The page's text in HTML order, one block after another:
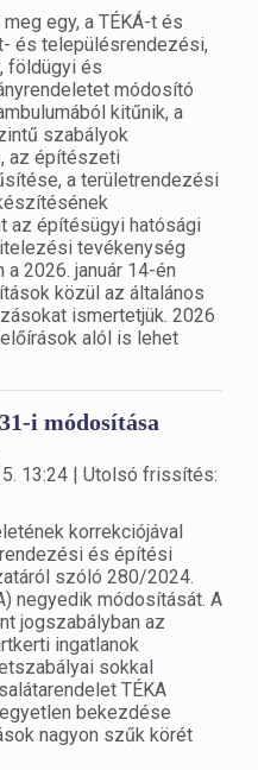
egy, a TÉKÁ-t és
és településrendezési,
földügyi és
módosító
kitűnik, a
szabályok
az építészeti
a területrendezési
az építésügyi hatósági
tevékenység
2026. január 14-én
közül az általános
ismertetjük. 2026
alól is lehet
i módosítása
13:24 | Utolsó frissítés:
korrekciójával
és építési
szóló 280/2024.
negyedik módosítását. A
jogszabályban az
ingatlanok
sokkal
TÉKA
bekezdése
nagyon szűk körét